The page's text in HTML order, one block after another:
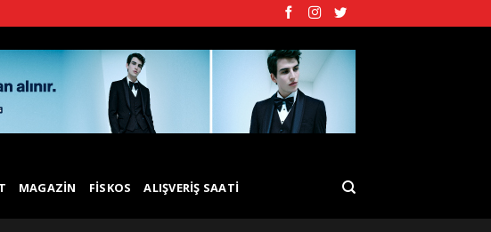
MAGAZIN FISKOS ALIŞVERIŞ SAATI